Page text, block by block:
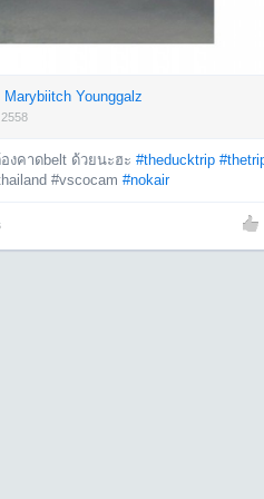
Marybiitch Younggalz
งคาดbelt ด้วยนะฮะ #theducktrip
#vscocam #nokair